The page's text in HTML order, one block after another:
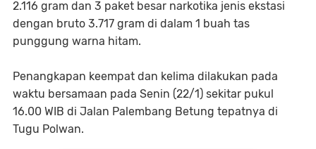
2.116 gram dan 3 paket besar narkotika jenis ekstasi
dengan bruto 3.717 gram di dalam 1 buah tas
punggung warna hitam.
Penangkapan keempat dan kelima dilakukan pada
waktu bersamaan pada Senin (22/1) sekitar pukul
16.00 WIB di Jalan Palembang Betung tepatnya di
Tugu Polwan.